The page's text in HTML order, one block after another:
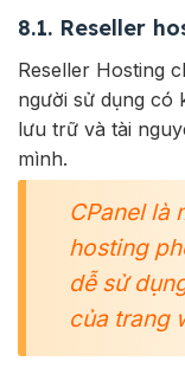
8.1. Reseller
Reseller Hosting
người sử dụng có
lưu trữ và tài
mình.
CPanel là
hosting
dễ sử
của trang